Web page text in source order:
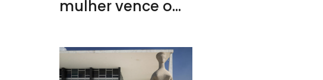
mulher vence o
Nacional